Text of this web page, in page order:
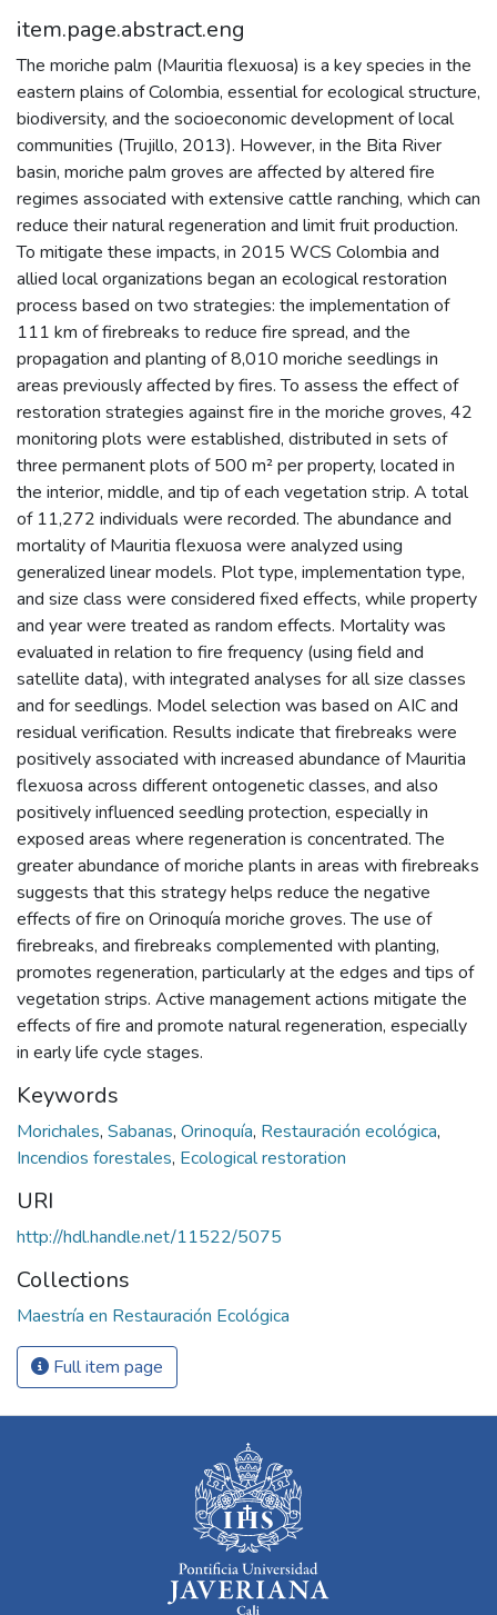
item.page.abstract.eng
The moriche palm (Mauritia flexuosa) is a key species in the
eastern plains of Colombia, essential for ecological structure,
biodiversity, and the socioeconomic development of local
communities (Trujillo, 2013). However, in the Bita River
basin, moriche palm groves are affected by altered fire
regimes associated with extensive cattle ranching, which can
reduce their natural regeneration and limit fruit production.
To mitigate these impacts, in 2015 WCS Colombia and
allied local organizations began an ecological restoration
process based on two strategies: the implementation of
111 km of firebreaks to reduce fire spread, and the
propagation and planting of 8,010 moriche seedlings in
areas previously affected by fires. To assess the effect of
restoration strategies against fire in the moriche groves, 42
monitoring plots were established, distributed in sets of
three permanent plots of 500 m² per property, located in
the interior, middle, and tip of each vegetation strip. A total
of 11,272 individuals were recorded. The abundance and
mortality of Mauritia flexuosa were analyzed using
generalized linear models. Plot type, implementation type,
and size class were considered fixed effects, while property
and year were treated as random effects. Mortality was
evaluated in relation to fire frequency (using field and
satellite data), with integrated analyses for all size classes
and for seedlings. Model selection was based on AIC and
residual verification. Results indicate that firebreaks were
positively associated with increased abundance of Mauritia
flexuosa across different ontogenetic classes, and also
positively influenced seedling protection, especially in
exposed areas where regeneration is concentrated. The
greater abundance of moriche plants in areas with firebreaks
suggests that this strategy helps reduce the negative
effects of fire on Orinoquía moriche groves. The use of
firebreaks, and firebreaks complemented with planting,
promotes regeneration, particularly at the edges and tips of
vegetation strips. Active management actions mitigate the
effects of fire and promote natural regeneration, especially
in early life cycle stages.
Keywords
Morichales, Sabanas, Orinoquía, Restauración ecológica,
Incendios forestales, Ecological restoration
URI
http://hdl.handle.net/11522/5075
Collections
Maestría en Restauración Ecológica
Full item page